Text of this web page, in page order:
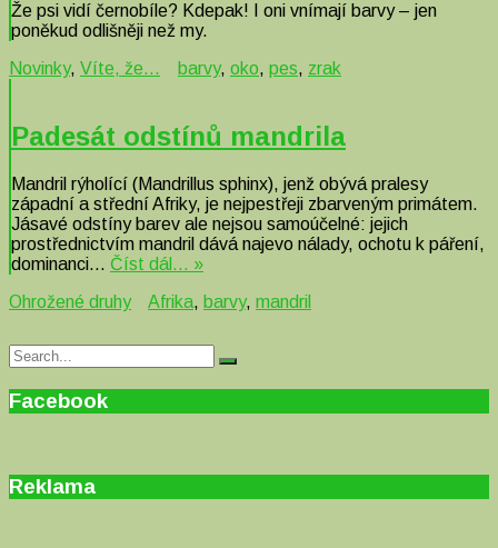
Že psi vidí černobíle? Kdepak! I oni vnímají barvy – jen
poněkud odlišněji než my.
Novinky, Víte, že... barvy, oko, pes, zrak
Padesát odstínů mandrila
Mandril rýholící (Mandrillus sphinx), jenž obývá pralesy
západní a střední Afriky, je nejpestřeji zbarveným primátem.
Jásavé odstíny barev ale nejsou samoúčelné: jejich
prostřednictvím mandril dává najevo nálady, ochotu k páření,
dominanci… Číst dál… »
Ohrožené druhy
Afrika, barvy, mandril
Search
for:
Search
Facebook
Reklama